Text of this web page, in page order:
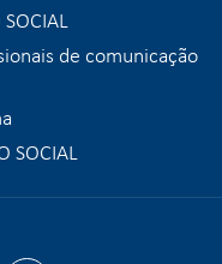
de comunicação
SOCIAL